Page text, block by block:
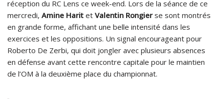
réception du RC Lens ce week-end. Lors de la séance de ce
mercredi, Amine Harit et Valentin Rongierse sont montrés
en grande forme, affichant une belle intensité dans les
exercices et les oppositions. Un signal encourageant pour
Roberto De Zerbi, qui doit jongler avec plusieurs absences
en défense avant cette rencontre capitale pour le maintien
de l’OM à la deuxième place du championnat.